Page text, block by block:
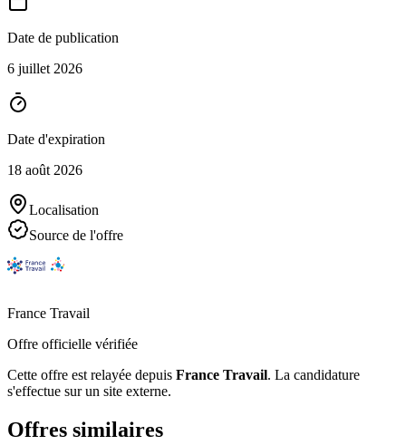
Date de publication
6 juillet 2026
Date d'expiration
18 août 2026
Localisation
Source de l'offre
France Travail
Offre officielle vérifiée
Cette offre est relayée depuis France Travail. La candidature
s'effectue sur un site externe.
Offres similaires